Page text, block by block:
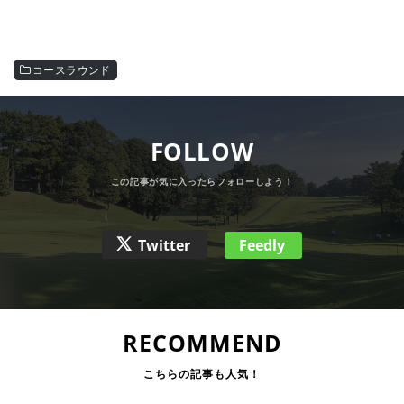
コースラウンド
FOLLOW
Twitter Feedly
RECOMMEND